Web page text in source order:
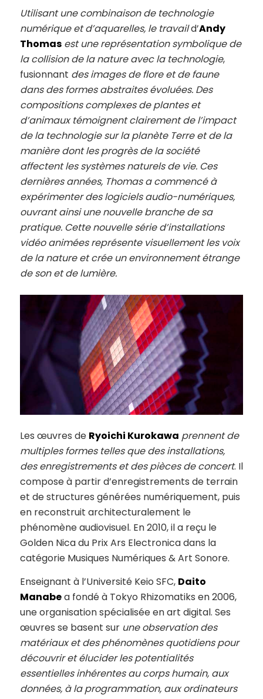
Utilisant une combinaison de technologie
numérique et d’aquarelles, le travaild’Andy
Thomas est une représentation symbolique de
la collision de la nature avec la technologie,
fusionnant des images de flore et de faune
dans des formes abstraites évoluées. Des
compositions complexes de plantes et
d’animaux témoignent clairement de l’impact
de la technologie sur la planète Terre et de la
manière dont les progrès de la société
affectent les systèmes naturels de vie. Ces
dernières années, Thomas a commencé à
expérimenter des logiciels audio-numériques,
ouvrant ainsi une nouvelle branche de sa
pratique. Cette nouvelle série d’installations
vidéo animées représente visuellement les voix
de la nature et crée un environnement étrange
de son et de lumière.
Les œuvres de Ryoichi Kurokawa prennent de
multiples formes telles que des installations,
des enregistrements et des pièces de concert. Il
compose à partir d’enregistrements de terrain
et de structures générées numériquement, puis
en reconstruit architecturalement le
phénomène audiovisuel. En 2010, il a reçu le
Golden Nica du Prix Ars Electronica dans la
catégorie Musiques Numériques & Art Sonore.
Enseignant à l’Université Keio SFC, Daito
Manabea fondé à Tokyo Rhizomatiks en 2006,
une organisation spécialisée en art digital. Ses
œuvres se basent sur une observation des
matériaux et des phénomènes quotidiens pour
découvrir et élucider les potentialités
essentielles inhérentes au corps humain, aux
données, à la programmation, aux ordinateurs